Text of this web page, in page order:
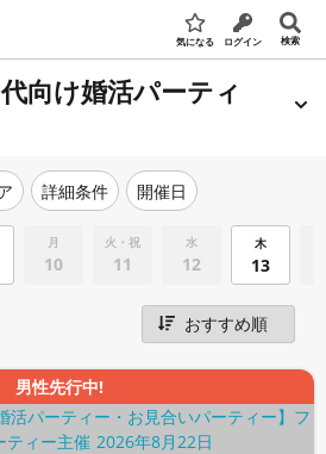
気になる ログイン 検索
向け婚活パーティ
詳細条件 開催日
月
10
火・祝
11
水
12
木
13
男性先行中!